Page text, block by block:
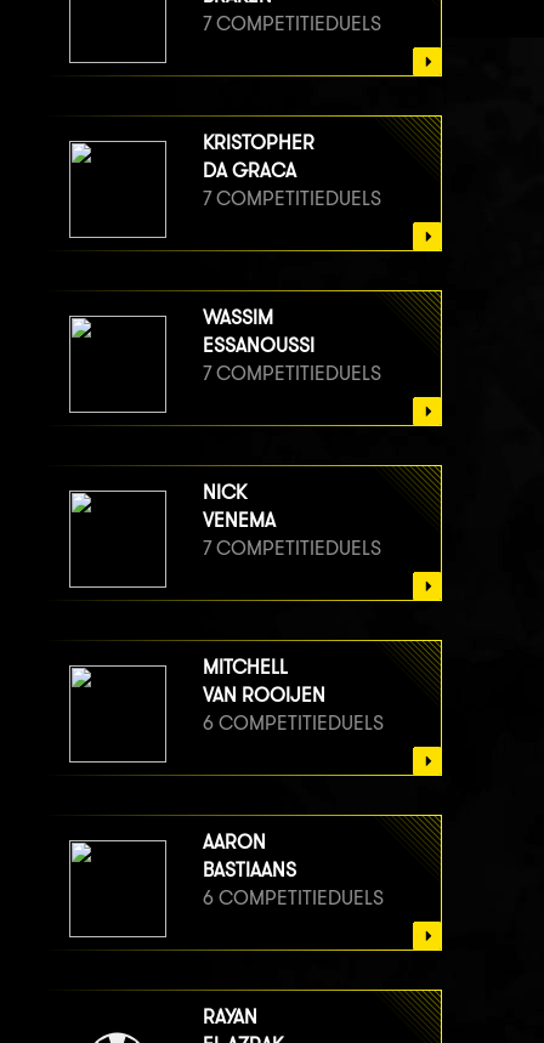
7 COMPETITIEDUELS
KRISTOPHER
DA GRACA
7 COMPETITIEDUELS
WASSIM
ESSANOUSSI
7 COMPETITIEDUELS
NICK
VENEMA
7 COMPETITIEDUELS
MITCHELL
VAN ROOIJEN
6 COMPETITIEDUELS
AARON
BASTIAANS
6 COMPETITIEDUELS
RAYAN